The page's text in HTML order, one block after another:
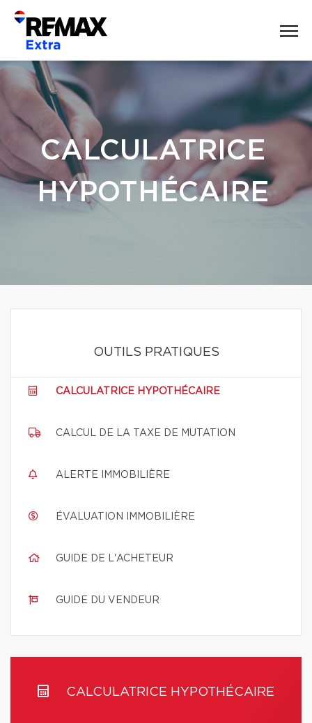
CALCULATRICE
HYPOTHÉCAIRE
OUTILS PRATIQUES
CALCULATRICE HYPOTHÉCAIRE
CALCUL DE LA TAXE DE MUTATION
ALERTE IMMOBILIÈRE
ÉVALUATION IMMOBILIÈRE
GUIDE DE L'ACHETEUR
GUIDE DU VENDEUR
CALCULATRICE HYPOTHÉCAIRE